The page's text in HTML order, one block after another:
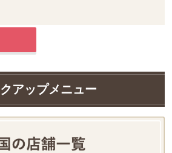
アップメニュー